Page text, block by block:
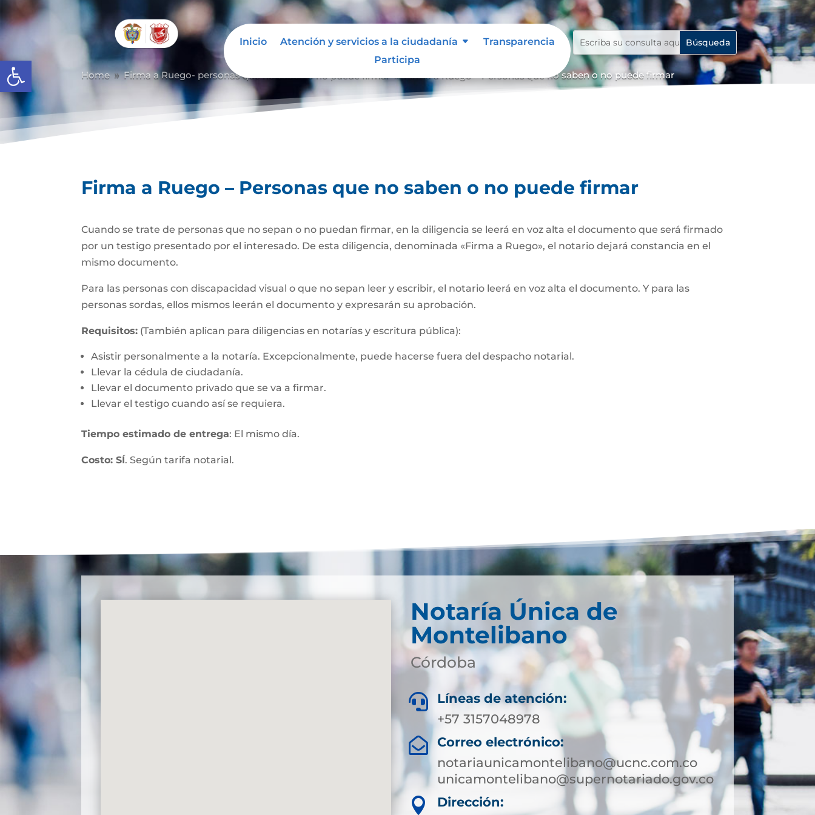
Abrir barra de herramientas
Inicio Atención y servicios a la ciudadanía
Transparencia
Participa
Home 9 Firma a Ruego- personas que no saben o no puede firmar Firma a Ruego – Personas que no saben o no puede firmar
Firma a Ruego – Personas que no saben o no puede firmar
Cuando se trate de personas que no sepan o no puedan firmar, en la diligencia se leerá en voz alta el documento que será firmado
por un testigo presentado por el interesado. De esta diligencia, denominada «Firma a Ruego», el notario dejará constancia en el
mismo documento.
Para las personas con discapacidad visual o que no sepan leer y escribir, el notario leerá en voz alta el documento. Y para las
personas sordas, ellos mismos leerán el documento y expresarán su aprobación.
Requisitos: (También aplican para diligencias en notarías y escritura pública):
Asistir personalmente a la notaría. Excepcionalmente, puede hacerse fuera del despacho notarial.
Llevar la cédula de ciudadanía.
Llevar el documento privado que se va a firmar.
Llevar el testigo cuando así se requiera.
Tiempo estimado de entrega: El mismo día.
Costo: SÍ. Según tarifa notarial.
Notaría Única de
Montelibano
Córdoba

Líneas de atención:
+57 3157048978

Correo electrónico:
notariaunicamontelibano@ucnc.com.co
unicamontelibano@supernotariado.gov.co
 Dirección: